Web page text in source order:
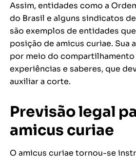
Assim, entidades como a
do Brasil e alguns sindicatos
são exemplos de entidades
posição de amicus curiae. Sua
por meio do compartilhamento
experiências e saberes, que
auxiliar a corte.
Previsão legal
amicus curiae
O amicus curiae tornou-se